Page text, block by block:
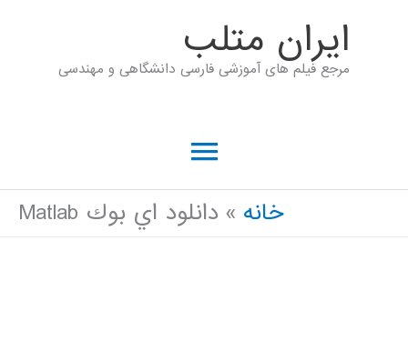
ايران متلب
مرجع فیلم های آموزشی فارسی دانشگاهی و مهندسی
فهرست
اصلی
خانه دانلود اي بوك Matlab